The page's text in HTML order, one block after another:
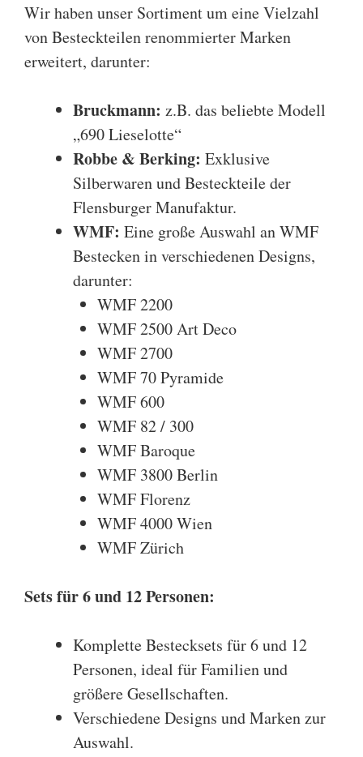
Wir haben unser Sortiment um eine Vielzahl
von Besteckteilen renommierter Marken
erweitert, darunter:
Bruckmann: z.B. das beliebteModell
„690 Lieselotte“
Robbe & Berking: Exklusive
Silberwaren und Besteckteile der
Flensburger Manufaktur.
WMF: Eine große Auswahl an WMF
Bestecken in verschiedenen Designs,
darunter:
WMF 2200
WMF 2500 Art Deco
WMF 2700
WMF 70 Pyramide
WMF 600
WMF 82 / 300
WMF Baroque
WMF 3800 Berlin
WMF Florenz
WMF 4000 Wien
WMF Zürich
Sets für 6und 12 Personen:
Komplette Bestecksets für 6 und 12
Personen, ideal für Familien und
größere Gesellschaften.
Verschiedene Designs und Marken zur
Auswahl.